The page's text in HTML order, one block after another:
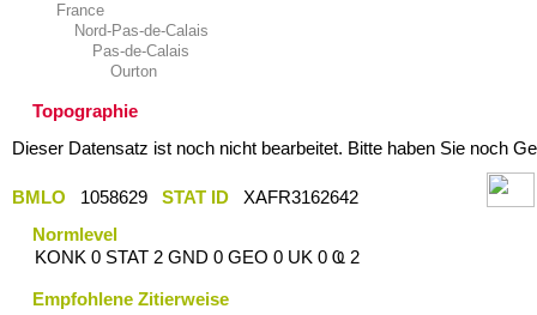
France
Nord-Pas-de-Calais
Pas-de-Calais
Ourton
Topographie
Dieser Datensatz ist noch nicht bearbeitet. Bitte haben Sie noch
BMLO 1058629 STAT ID
XAFR3162642
Normlevel
KONK 0 STAT 2 GND 0 GEO 0 UK 0 Ҩ 2
Empfohlene Zitierweise